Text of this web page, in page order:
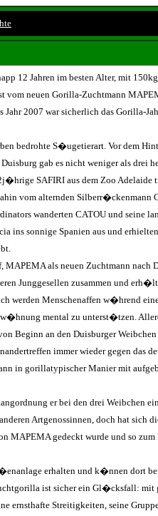
12 Jahren im besten Alter, mit
neuen Gorilla-Zuchtmann
Jahr 2007 war sicherlich das Gorilla-
bedrohte S�ugetierart. Vor dem
gab es nicht weniger als drei
SAFIRI aus dem Zoo Adelaide
vom alternden Silberr�ckenmann
wanderten CATOU und seine
ins sonnige Spanien aus und
als neuen Zuchtmann nach
Junggesellen zusammen und
werden Menschenaffen w�hrend
mental zu unterst�tzen.
Beginn an den Duisburger
immer wieder gegen das
in gorillatypischer Manier mit
er bei den drei Weibchen
Artgenossinnen, doch hat sich
MAPEMA gedeckt wurde und so
erhalten und k�nnen dort
ist sicher ein Gl�cksfall:
ernsthafte Streitigkeiten, seine